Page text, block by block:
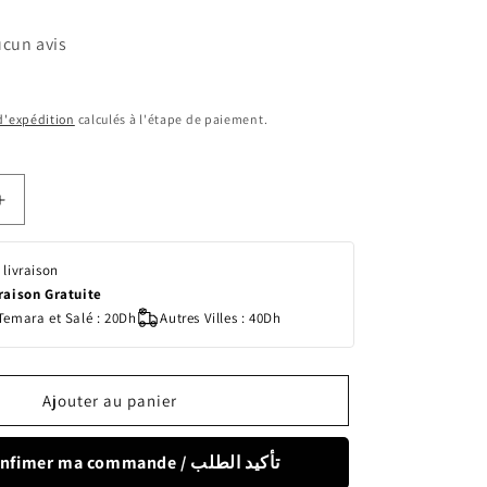
avis
calculés à l'étape de paiement.
Augmenter
de
Nature
Dreamy
livraison
Gratuite
et Salé : 20Dh
Autres Villes : 40Dh
Ajouter au panier
Confimer ma commande / تأكيد الطلب